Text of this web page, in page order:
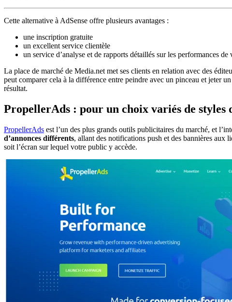
Cette alternative à AdSense offre plusieurs avantages :
une inscription gratuite
un excellent service clientèle
un service d’analyse et de rapports détaillés sur les performances
La place de marché de Media.net met ses clients en relation avec des
peut comparer cela à la différence entre peindre avec un pinceau et jeter
résultat.
PropellerAds : pour un choix variés de styles
PropellerAds est l’un des plus grands outils publicitaires du marché, et
d’annonces différents, allant des notifications push et des bannières aux
soit l’écran sur lequel votre public y accède.